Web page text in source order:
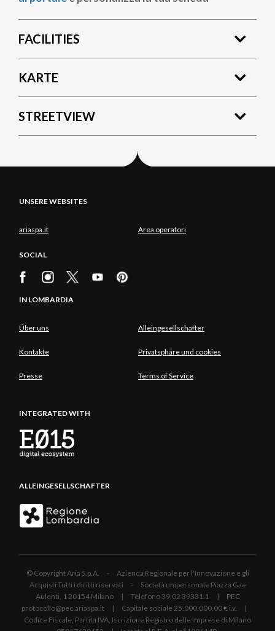
FACILITIES
KARTE
STREETVIEW
UNSERE WEBSITES
ariaspa.it Area operatori
SOCIAL
IN LOMBARDIA
Über uns Alleingesellschafter
Kontakte Privatsphäre und cookies
Presse Terms of Service
INTEGRATED WITH
ALLEINGESELLSCHAFTER
© Copyright Aria S.p.A. - Azienda Regionale per l'Innovazione e gli
Acquisti Tutti i diritti riservati - Società unipersonale Piazza Gae
Aulenti, 1 20154 Milano | Telefono 39.02 39331.1 | PEC
protocollo@pec.ariaspa.it | Capitale sociale 25.000.000,00 € i.v. |
Codice Fiscale, Partita IVA, Iscrizione Registro delle Imprese di Milano